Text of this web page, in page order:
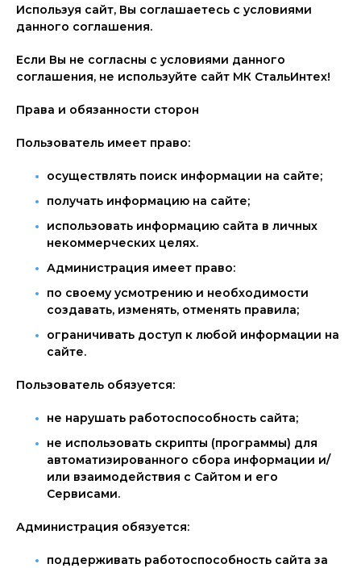
Используя сайт, Вы соглашаетесь с условиями
данного соглашения.
Если Вы не согласны с условиями данного
соглашения, не используйте сайт МК СтальИнтех!
Права и обязанности сторон
Пользователь имеет право:
осуществлять поиск информации на сайте;
получать информацию на сайте;
использовать информацию сайта в личных
некоммерческих целях.
Администрация имеет право:
по своему усмотрению и необходимости
создавать, изменять, отменять правила;
ограничивать доступ к любой информации на
сайте.
Пользователь обязуется:
не нарушать работоспособность сайта;
не использовать скрипты (программы) для
автоматизированного сбора информации и/
или взаимодействия с Сайтом и его
Сервисами.
Администрация обязуется:
поддерживать работоспособность сайта за